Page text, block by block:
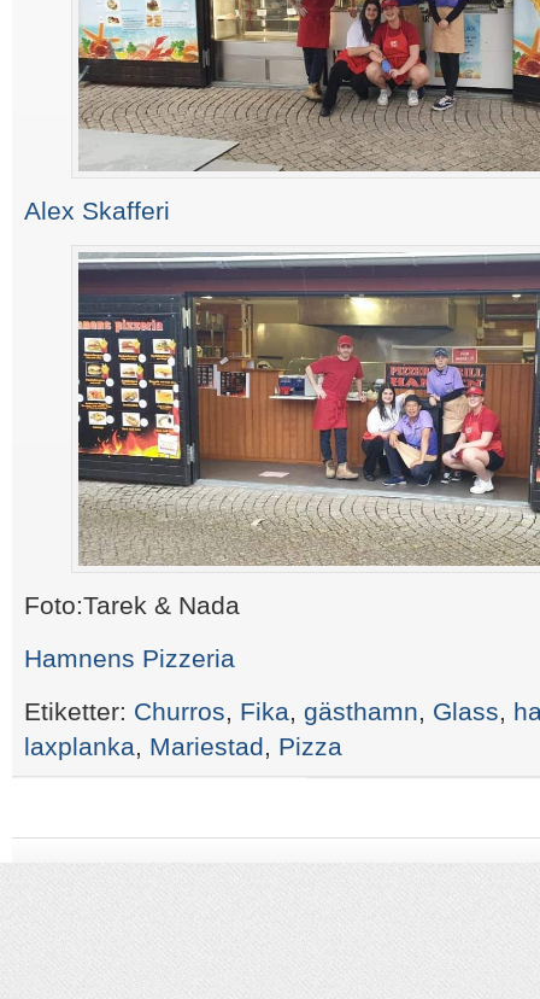
Alex Skafferi
Foto:Tarek & Nada
Hamnens Pizzeria
Etiketter: Churros, Fika, gästhamn, Glass,
laxplanka, Mariestad, Pizza